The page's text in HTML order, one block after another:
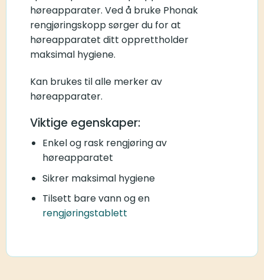
høreapparater. Ved å bruke Phonak
rengjøringskopp sørger du for at
høreapparatet ditt opprettholder
maksimal hygiene.
Kan brukes til alle merker av
høreapparater.
Viktige egenskaper:
Enkel og rask rengjøring av
høreapparatet
Sikrer maksimal hygiene
Tilsett bare vann og en
rengjøringstablett